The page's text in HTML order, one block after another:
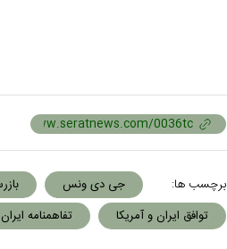
برچسب ها: جی دی ونس
توافق ایران و آمریکا
تفاهمنامه